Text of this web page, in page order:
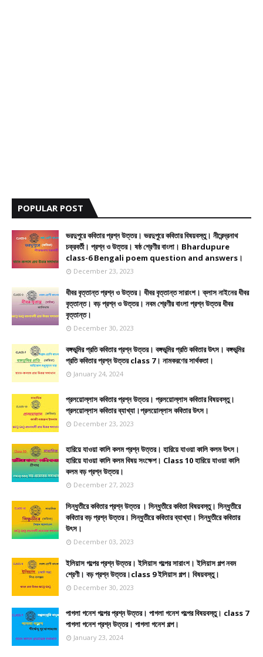
POPULAR POST
ভরদুপুরে কবিতার প্রশ্ন উত্তর। ভরদুপুরে কবিতার বিষয়বস্তু। নীরেন্দ্রনাথ
চক্রবর্তী। প্রশ্ন ও উত্তর। ষষ্ঠ শ্রেণীর বাংলা। Bhardupure
class-6 Bengali poem question and answers।
December 23, 2023
ধীবর বৃত্তান্ত প্রশ্ন ও উত্তর। ধীবর বৃত্তান্ত সারাংশ। ক্লাস নাইনের ধীবর
বৃত্তান্ত। বড় প্রশ্ন ও উত্তর। নবম শ্রেণীর বাংলা প্রশ্ন উত্তর ধীবর
বৃত্তান্ত।
December 30, 2023
বঙ্গভূমির প্রতি কবিতার প্রশ্ন উত্তর। বঙ্গভূমির প্রতি কবিতার উৎস। বঙ্গভূমির
প্রতি কবিতার প্রশ্ন উত্তর class 7। নামকরণের সার্থকতা।
January 24, 2024
প্রলয়োল্লাস কবিতার প্রশ্ন উত্তর। প্রলয়োল্লাস কবিতার বিষয়বস্তু।
প্রলয়োল্লাস কবিতার ব্যাখ্যা।প্রলয়োল্লাস কবিতার উৎস।
December 23, 2023
হারিয়ে যাওয়া কালি কলম প্রশ্ন উত্তর। হারিয়ে যাওয়া কালি কলম উৎস।
হারিয়ে যাওয়া কালি কলম বিষয় সংক্ষেপ। Class 10 হারিয়ে যাওয়া কালি
কলম বড় প্রশ্ন উত্তর।
December 27, 2023
সিন্ধুতীরে কবিতার প্রশ্ন উত্তর । সিন্ধুতীরে কবিতা বিষয়বস্তু। সিন্ধুতীরে
কবিতার বড় প্রশ্ন উত্তর। সিন্ধুতীরে কবিতার ব্যাখ্যা। সিন্ধুতীরে কবিতার
উৎস।
December 03, 2023
ইলিয়াস গল্পের প্রশ্ন উত্তর। ইলিয়াস গল্পের সারাংশ। ইলিয়াস গল্প নবম
শ্রেণী। বড় প্রশ্ন উত্তর।class 9 ইলিয়াস গল্প। বিষয়বস্তু।
December 30, 2023
পাগলা গনেশ গল্পের প্রশ্ন উত্তর। পাগলা গনেশ গল্পের বিষয়বস্তু। class 7
পাগলা গনেশ প্রশ্ন উত্তর। পাগলা গনেশ গল্প।
January 23, 2024